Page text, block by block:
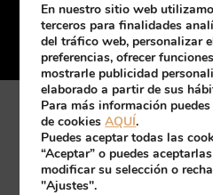
La meva
En nuestro sitio web
terceros para finalidades
del tráfico web, personalizar
preferencias, ofrecer
mostrarle publicidad
elaborado a partir de sus
Para más información
de cookiesAQUÍ.
Puedes aceptar todas las
“Aceptar” o puedes
modificar su selección o
"Ajustes".